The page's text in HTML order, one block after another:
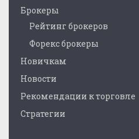
Брокеры
Рейтинг брокеров
Форекс брокеры
Новичкам
Новости
Рекомендации к торговле
Стратегии